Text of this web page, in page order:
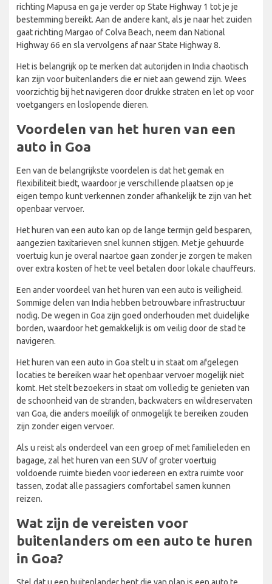
richting Mapusa en ga je verder op State Highway 1 tot je je
bestemming bereikt. Aan de andere kant, als je naar het zuiden
gaat richting Margao of Colva Beach, neem dan National
Highway 66 en sla vervolgens af naar State Highway 8.
Het is belangrijk op te merken dat autorijden in India chaotisch
kan zijn voor buitenlanders die er niet aan gewend zijn. Wees
voorzichtig bij het navigeren door drukke straten en let op voor
voetgangers en loslopende dieren.
Voordelen van het huren van een
auto in Goa
Een van de belangrijkste voordelen is dat het gemak en
flexibiliteit biedt, waardoor je verschillende plaatsen op je
eigen tempo kunt verkennen zonder afhankelijk te zijn van het
openbaar vervoer.
Het huren van een auto kan op de lange termijn geld besparen,
aangezien taxitarieven snel kunnen stijgen. Met je gehuurde
voertuig kun je overal naartoe gaan zonder je zorgen te maken
over extra kosten of het te veel betalen door lokale chauffeurs.
Een ander voordeel van het huren van een auto is veiligheid.
Sommige delen van India hebben betrouwbare infrastructuur
nodig. De wegen in Goa zijn goed onderhouden met duidelijke
borden, waardoor het gemakkelijk is om veilig door de stad te
navigeren.
Het huren van een auto in Goa stelt u in staat om afgelegen
locaties te bereiken waar het openbaar vervoer mogelijk niet
komt. Het stelt bezoekers in staat om volledig te genieten van
de schoonheid van de stranden, backwaters en wildreservaten
van Goa, die anders moeilijk of onmogelijk te bereiken zouden
zijn zonder eigen vervoer.
Als u reist als onderdeel van een groep of met familieleden en
bagage, zal het huren van een SUV of groter voertuig
voldoende ruimte bieden voor iedereen en extra ruimte voor
tassen, zodat alle passagiers comfortabel samen kunnen
reizen.
Wat zijn de vereisten voor
buitenlanders om een auto te huren
in Goa?